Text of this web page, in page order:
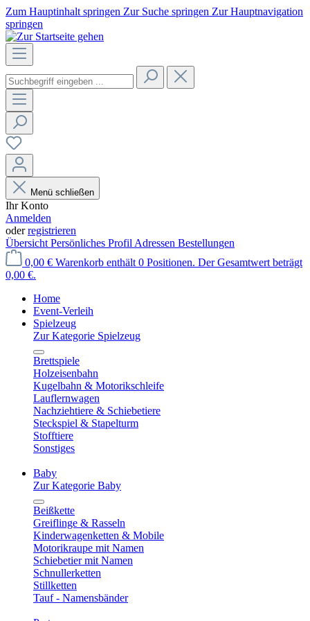
Zum Hauptinhalt springen Zur Suche springen Zur Hauptnavigation
springen
Menü schließen
Ihr Konto
Anmelden
oderregistrieren
Übersicht Persönliches Profil Adressen Bestellungen
0,00 € Warenkorb enthält 0 Positionen. Der Gesamtwert beträgt
0,00 €.
Home
Event-Verleih
Spielzeug
Zur Kategorie Spielzeug
Brettspiele
Holzeisenbahn
Kugelbahn & Motorikschleife
Lauflernwagen
Nachziehtiere & Schiebetiere
Steckspiel & Stapelturm
Stofftiere
Sonstiges
Baby
Zur Kategorie Baby
Beißkette
Greiflinge & Rasseln
Kinderwagenketten & Mobile
Motorikraupe mit Namen
Schiebetier mit Namen
Schnullerketten
Stillketten
Tauf - Namensbänder